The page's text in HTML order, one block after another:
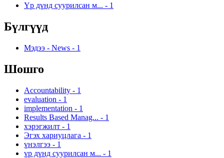
Үр дүнд суурилсан м... - 1
Бүлгүүд
Мэдээ - News - 1
Шошго
Accountability - 1
evaluation - 1
implementation - 1
Results Based Manag... - 1
хэрэгжилт - 1
Эгэх хариуцлага - 1
үнэлгээ - 1
үр дүнд суурилсан м... - 1